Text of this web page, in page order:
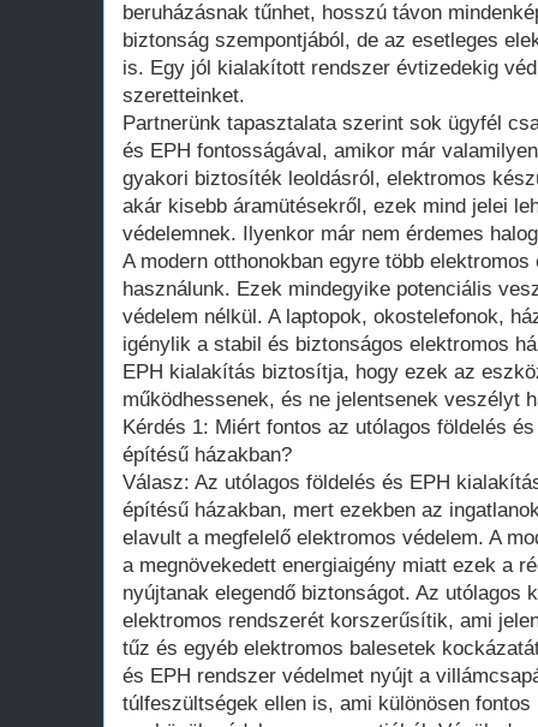
beruházásnak tűnhet, hosszú távon
biztonság szempontjából, de az esetleges
is. Egy jól kialakított rendszer évtizedekig
szeretteinket.
Partnerünk tapasztalata szerint sok ügyfél
és EPH fontosságával, amikor már
gyakori biztosíték leoldásról, elektromos
akár kisebb áramütésekről, ezek mind jelei
védelemnek. Ilyenkor már nem érdemes
A modern otthonokban egyre több
használunk. Ezek mindegyike potenciális
védelem nélkül. A laptopok, okostelefonok,
igénylik a stabil és biztonságos elektromos
EPH kialakítás biztosítja, hogy ezek az
működhessenek, és ne jelentsenek veszélyt
Kérdés 1: Miért fontos az utólagos földelés
építésű házakban?
Válasz: Az utólagos földelés és EPH
építésű házakban, mert ezekben az
elavult a megfelelő elektromos védelem. A
a megnövekedett energiaigény miatt ezek a
nyújtanak elegendő biztonságot. Az utólagos
elektromos rendszerét korszerűsítik, ami
tűz és egyéb elektromos balesetek
és EPH rendszer védelmet nyújt a
túlfeszültségek ellen is, ami különösen